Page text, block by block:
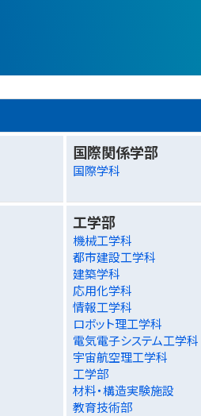
国際関係学部
国際学科
工学部
機械工学科
都市建設工学科
建築学科
応用化学科
情報工学科
ロボット理工学科
電気電子システム工学科
宇宙航空理工学科
工学部
材料・構造実験施設
教育技術部